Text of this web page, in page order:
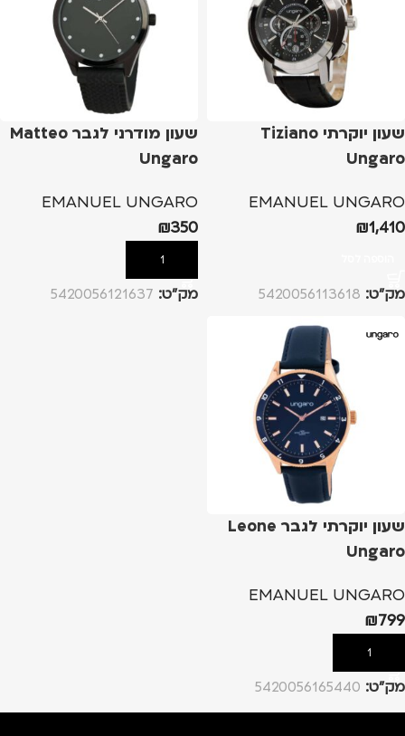
שעון יוקרתי Tiziano
Ungaro
EMANUEL UNGARO
₪1,410
מק”ט: 5420056113618
שעון מודרני לגבר Matteo
Ungaro
EMANUEL UNGARO
₪350
הוספה לסל
מק”ט: 5420056121637
שעון יוקרתי לגבר Leone
Ungaro
EMANUEL UNGARO
₪799
הוספה לסל
מק”ט: 5420056165440